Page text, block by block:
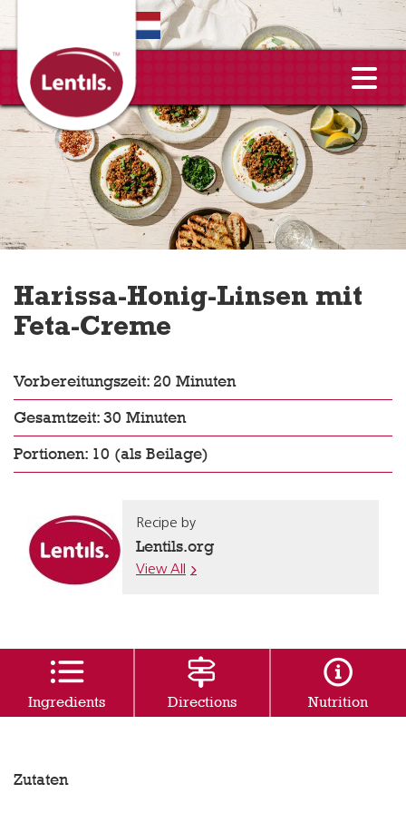
Harissa-Honig-Linsen mit
Feta-Creme
Vorbereitungszeit: 20 Minuten
Gesamtzeit: 30 Minuten
Portionen: 10 (als Beilage)
Recipe by
Lentils.org
View All
Ingredients Directions Nutrition
Zutaten